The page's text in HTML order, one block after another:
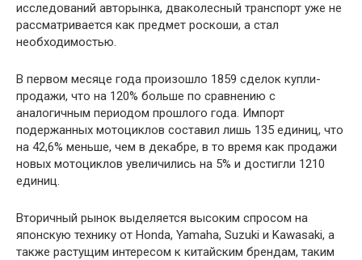
исследований авторынка, дваколесный транспорт уже не
рассматривается как предмет роскоши, а стал
необходимостью.
В первом месяце года произошло 1859 сделок купли-
продажи, что на 120% больше по сравнению с
аналогичным периодом прошлого года. Импорт
подержанных мотоциклов составил лишь 135 единиц, что
на 42,6% меньше, чем в декабре, в то время как продажи
новых мотоциклов увеличились на 5% и достигли 1210
единиц.
Вторичный рынок выделяется высоким спросом на
японскую технику от Honda, Yamaha, Suzuki и Kawasaki, а
также растущим интересом к китайским брендам, таким